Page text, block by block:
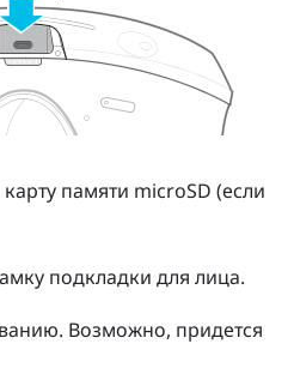
памяти microSD (если
подкладки для лица.
Возможно, придется